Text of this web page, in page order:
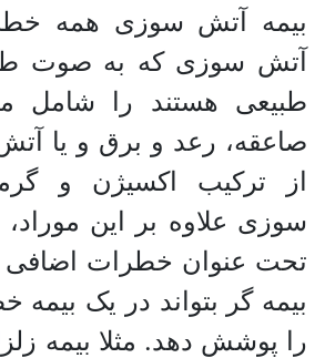
بیمه آتش سوزی همه
آتش سوزی که به صوت
طبیعی هستند را شامل
صاعقه، رعد و برق و یا
از ترکیب اکسیژن و
سوزی علاوه بر این موراد،
تحت عنوان خطرات اضافی
بیمه گر بتواند در یک
را پوشش دهد. مثلا بیمه